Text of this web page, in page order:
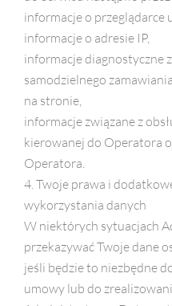
informacje o przeglądarce
informacje o adresie IP,
informacje diagnostyczne
samodzielnego
na stronie,
informacje związane z
kierowanej do Operatora
Operatora.
4. Twoje prawa i
wykorzystania danych
W niektórych sytuacjach
przekazywać Twoje dane
jeśli będzie to niezbędne
umowy lub do